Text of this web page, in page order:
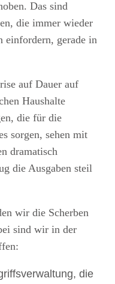
Das sind
die immer wieder
einfordern, gerade in
auf Dauer auf
Haushalte
die für die
sorgen, sehen mit
dramatisch
die Ausgaben steil
wir die Scherben
sind wir in der
die